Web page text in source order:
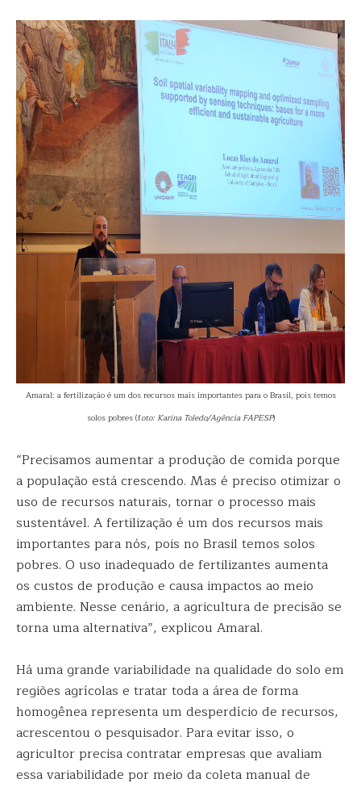
Amaral: a fertilização é um dos recursos mais importantes para o Brasil, pois temos
solos pobres (foto: Karina Toledo/Agência FAPESP)
“Precisamos aumentar a produção de comida porque
a população está crescendo. Mas é preciso otimizar o
uso de recursos naturais, tornar o processo mais
sustentável. A fertilização é um dos recursos mais
importantes para nós, pois no Brasil temos solos
pobres. O uso inadequado de fertilizantes aumenta
os custos de produção e causa impactos ao meio
ambiente. Nesse cenário, a agricultura de precisão se
torna uma alternativa”, explicou Amaral.
Há uma grande variabilidade na qualidade do solo em
regiões agrícolas e tratar toda a área de forma
homogênea representa um desperdício de recursos,
acrescentou o pesquisador. Para evitar isso, o
agricultor precisa contratar empresas que avaliam
essa variabilidade por meio da coleta manual de